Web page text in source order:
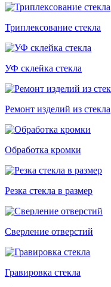
Триплексование стекла
УФ склейка стекла
Ремонт изделий из стекла
Обработка кромки
Резка стекла в размер
Сверление отверстий
Гравировка стекла